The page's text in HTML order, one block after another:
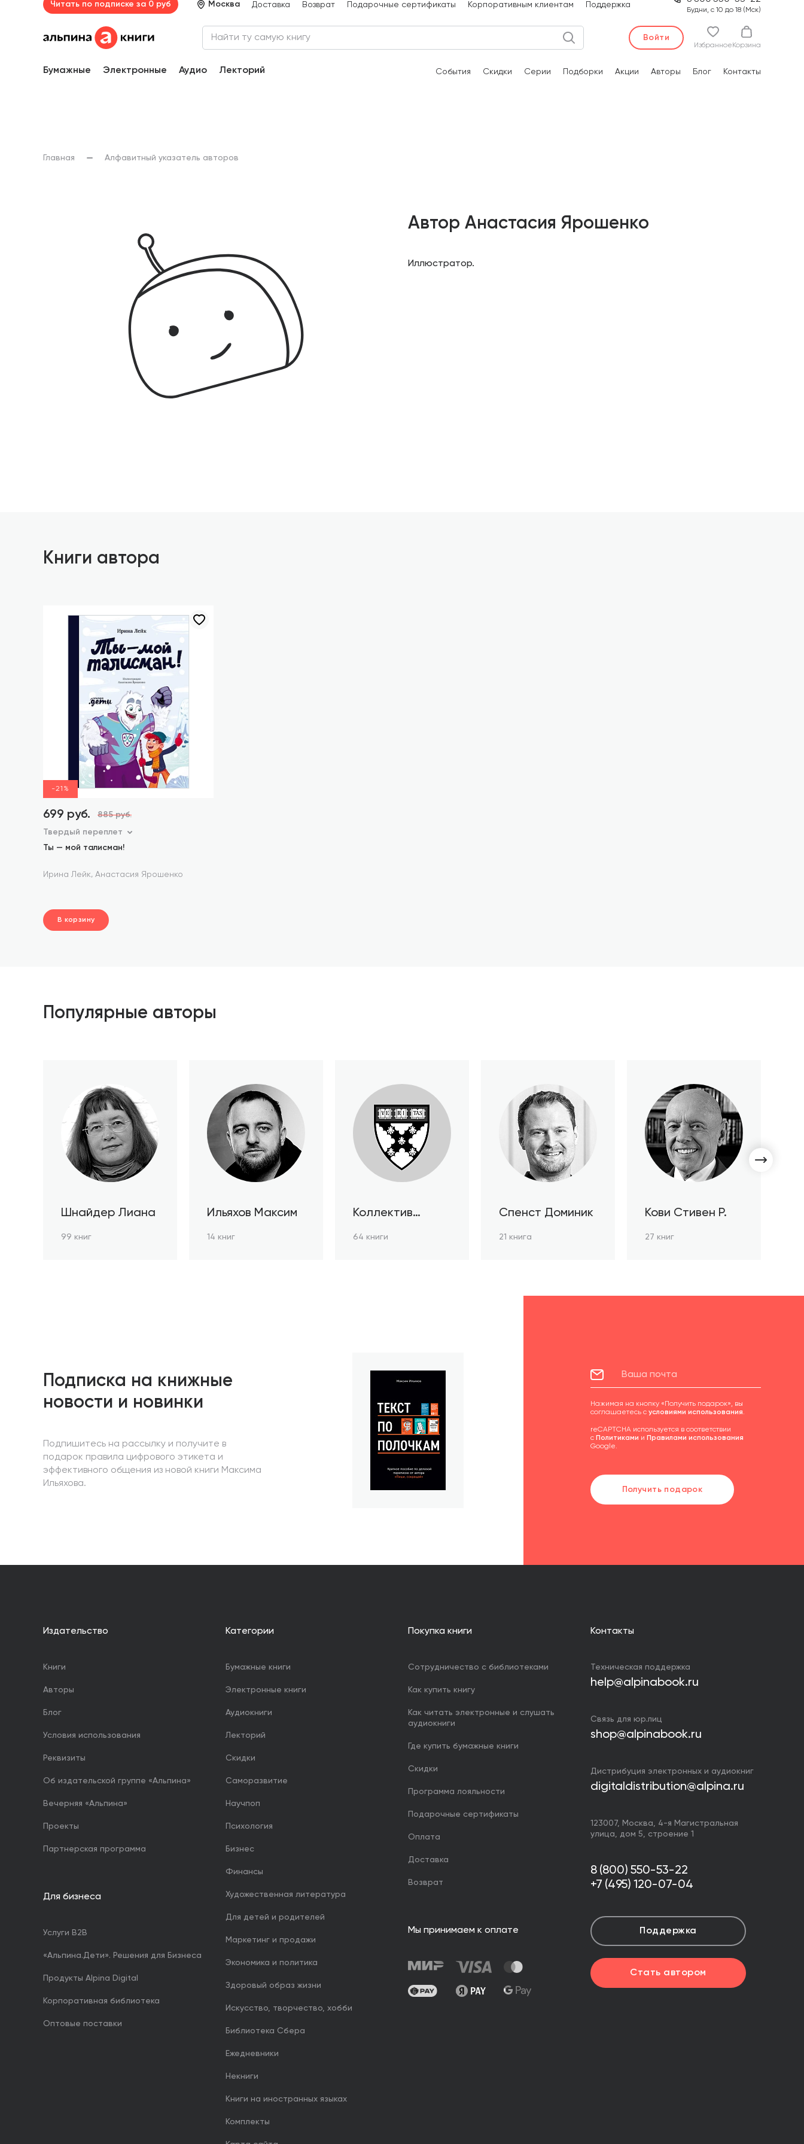
Читать по подписке за 0 руб Москва Доставка Возврат Подарочные сертификаты Корпоративным клиентам Поддержка
Будни, с 10 до 18 (Мск)
Войти
Избранное Корзина
Бумажные Электронные Аудио Лекторий События Скидки Серии Подборки Акции Авторы Блог Контакты
Главная Алфавитный указатель авторов
Автор Анастасия Ярошенко
Иллюстратор.
Книги автора
-21%
699 руб. 885 руб.
Твердый переплет
Ты — мой талисман!
Ирина Лейк, Анастасия Ярошенко
В корзину
Популярные авторы
Шнайдер Лиана
99 книг
Ильяхов Максим
14 книг
Коллектив
64 книги
Спенст Доминик
21 книга
Кови Стивен Р.
27 книг
Подписка на книжные
новости и новинки
Подпишитесь на рассылку и получите в
подарок правила цифрового этикета и
эффективного общения из новой книги Максима
Ильяхова.
Нажимая на кнопку «Получить подарок», вы
соглашаетесь с условиями использования.
reCAPTCHA используется в соответствии
с Политиками и Правилами использования
Google.
Получить подарок
Издательство
Книги
Авторы
Блог
Условия использования
Реквизиты
Об издательской группе «Альпина»
Вечерняя «Альпина»
Проекты
Партнерская программа
Для бизнеса
Услуги B2B
«Альпина.Дети». Решения для Бизнеса
Продукты Alpina Digital
Корпоративная библиотека
Оптовые поставки
Категории
Бумажные книги
Электронные книги
Аудиокниги
Лекторий
Скидки
Саморазвитие
Научпоп
Психология
Бизнес
Финансы
Художественная литература
Для детей и родителей
Маркетинг и продажи
Экономика и политика
Здоровый образ жизни
Искусство, творчество, хобби
Библиотека Сбера
Ежедневники
Некниги
Книги на иностранных языках
Комплекты
Покупка книги
Сотрудничество с библиотеками
Как купить книгу
Как читать электронные и слушать
аудиокниги
Где купить бумажные книги
Скидки
Программа лояльности
Подарочные сертификаты
Оплата
Доставка
Возврат
Мы принимаем к оплате
Контакты
Техническая поддержка
help@alpinabook.ru
Связь для юр.лиц
shop@alpinabook.ru
Дистрибуция электронных и аудиокниг
digitaldistribution@alpina.ru
123007, Москва, 4-я Магистральная
улица, дом 5, строение 1
8 (800) 550-53-22
+7 (495) 120-07-04
Поддержка
Стать автором